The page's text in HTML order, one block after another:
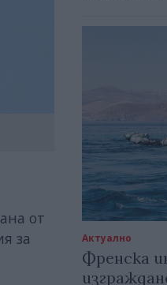
от
за
Актуално
Френска